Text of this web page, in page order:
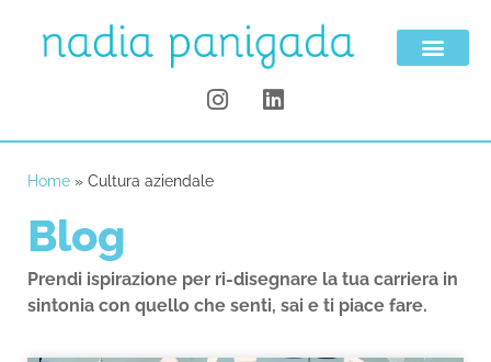
Home » Cultura aziendale
Blog
Prendi ispirazione per ri-disegnare la tua carriera in
sintonia con quello che senti, sai e ti piace fare.